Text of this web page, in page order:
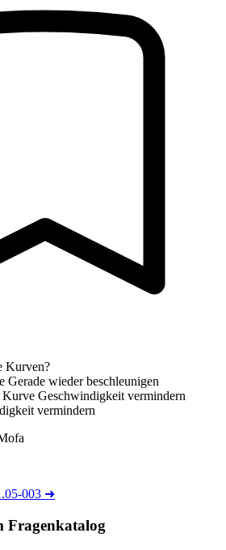
Kurven?
Gerade wieder beschleunigen
Geschwindigkeit vermindern
vermindern
003 ➜
Fragenkatalog